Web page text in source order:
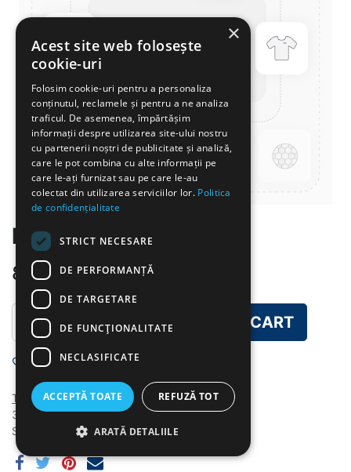
PASTE CARBONARA
8.00 lei
ADD TO CART
Add to wishlist
Terms and Conditions
30-day money-back guarantee
Shipping: 2-3 Business Days
×
Acest site web folosește
cookie-uri
Folosim cookie-uri pentru a personaliza
conținutul, reclamele și pentru a ne analiza
traficul. De asemenea, împărtășim
informații despre utilizarea site-ului nostru
cu partenerii noștri de publicitate și analiză,
care le pot combina cu alte informații pe
care le-ați furnizat sau pe care le-au
colectat din utilizarea serviciilor lor. Politica
de confidențialitate
STRICT NECESARE
DE PERFORMANȚĂ
DE TARGETARE
DE FUNCŢIONALITATE
NECLASIFICATE
ACCEPTĂ TOATE REFUZĂ TOT
ARATĂ DETALIILE